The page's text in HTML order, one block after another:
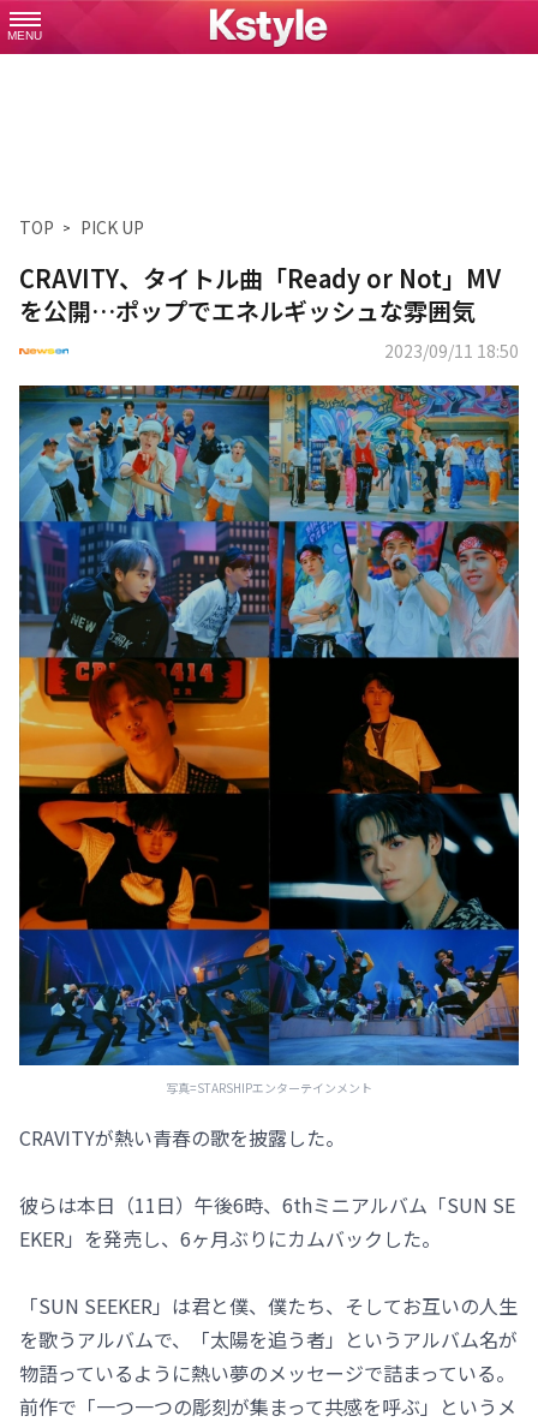
MENU
TOP PICK UP
CRAVITY、タイトル曲「Ready or Not」MV
を公開…ポップでエネルギッシュな雰囲気
2023/09/11 18:50
写真=STARSHIPエンターテインメント
CRAVITYが熱い青春の歌を披露した。
彼らは本日（11日）午後6時、6thミニアルバム「SUN SE
EKER」を発売し、6ヶ月ぶりにカムバックした。
「SUN SEEKER」は君と僕、僕たち、そしてお互いの人生
を歌うアルバムで、「太陽を追う者」というアルバム名が
物語っているように熱い夢のメッセージで詰まっている。
前作で「一つ一つの彫刻が集まって共感を呼ぶ」というメ